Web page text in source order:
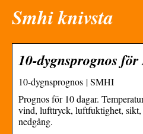
Smhi knivsta
10-dygnsprognos
10-dygnsprognos | SMHI
Prognos för 10 dagar.
vind, lufttryck, luftfuktighet, sikt,
nedgång.